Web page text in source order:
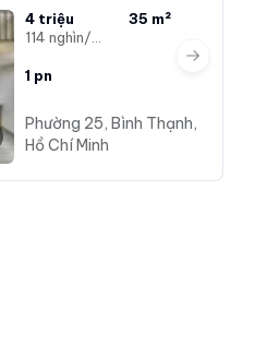
4 triệu
35 m²
1 pn
Phường 25, Bình Thạnh,
Hồ Chí Minh
Next slide